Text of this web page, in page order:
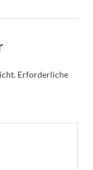
Erforderliche